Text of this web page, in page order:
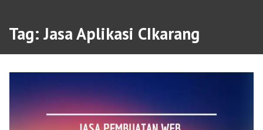
Tag: Jasa Aplikasi CIkarang